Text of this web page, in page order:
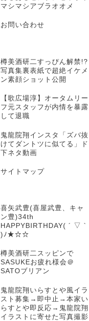
マシマシアブラオオメ
お問い合わせ
樽美酒研二すっぴん解禁!?
写真集裏表紙で超絶イケメ
ン素顔ショット公開
【歌広場淳】オータムリー
フ元スタッフが内情を暴露
して退職
鬼龍院翔インスタ「ズバ抜
けてダントツに似てる」ド
下ネタ動画
サイトマップ
喜矢武豊(喜屋武豊、キャ
ン豊)34th
HAPPYBIRTHDAY( ´ ▽ `
)ﾉ★☆☆
樽美酒研二スッピンで
SASUKEお疲れ様会＠
SATOブリアン
鬼龍院翔いらすとや風イラ
スト募集→即中止→本家い
らすとや即反応→鬼龍院翔
イラストに寄せた写真撮影